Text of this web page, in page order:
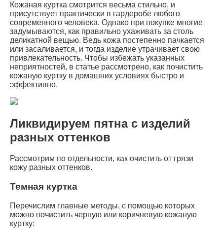
Кожаная куртка смотрится весьма стильно, и
присутствует практически в гардеробе любого
современного человека. Однако при покупке многие
задумываются, как правильно ухаживать за столь
деликатной вещью. Ведь кожа постепенно пачкается
или засаливается, и тогда изделие утрачивает свою
привлекательность. Чтобы избежать указанных
неприятностей, в статье рассмотрено, как почистить
кожаную куртку в домашних условиях быстро и
эффективно.
Ликвидируем пятна с изделий
разных оттенков
Рассмотрим по отдельности, как очистить от грязи
кожу разных оттенков.
Темная куртка
Перечислим главные методы, с помощью которых
можно почистить черную или коричневую кожаную
куртку: